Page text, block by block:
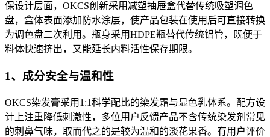
保设计层面，OKCS创新采用减塑抽屉盒代替传统吸塑调色
盘，盒体表面添加防水涂层，使产品包装在使用后可直接转换
为调色盘二次利用。瓶身采用HDPE瓶替代传统铝管，既便于
料体快速挤出，又能延长内料活性保存期限。
1、成分安全与温和性
OKCS染发膏采用1:1科学配比的染发霜与显色乳体系。配方设
计上注重降低刺激性，多位用户反馈产品不含传统染发剂常见
的刺鼻气味，取而代之的是较为温和的淡花果香。有用户评价